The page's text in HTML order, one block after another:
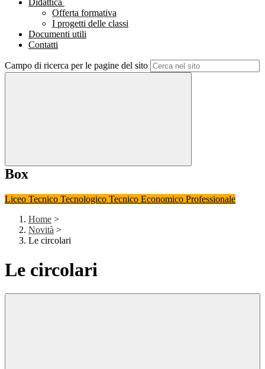
Didattica
Offerta formativa
I progetti delle classi
Documenti utili
Contatti
Campo di ricerca per le pagine del sito
Box
Liceo Tecnico Tecnologico Tecnico Economico Professionale
Home >
Novità >
Le circolari
Le circolari